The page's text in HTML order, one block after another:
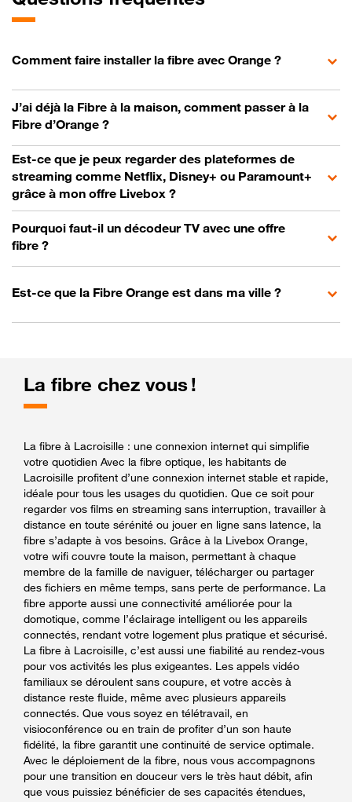
Comment faire installer la fibre avec Orange ?
J’ai déjà la Fibre à la maison, comment passer à la
Fibre d’Orange ?
Est-ce que je peux regarder des plateformes de
streaming comme Netflix, Disney+ ou Paramount+
grâce à mon offre Livebox ?
Pourquoi faut-il un décodeur TV avec une offre
fibre ?
Est-ce que la Fibre Orange est dans ma ville ?
La fibre chez vous !
La fibre à Lacroisille : une connexion internet qui simplifie
votre quotidien Avec la fibre optique, les habitants de
Lacroisille profitent d’une connexion internet stable et rapide,
idéale pour tous les usages du quotidien. Que ce soit pour
regarder vos films en streaming sans interruption, travailler à
distance en toute sérénité ou jouer en ligne sans latence, la
fibre s’adapte à vos besoins. Grâce à la Livebox Orange,
votre wifi couvre toute la maison, permettant à chaque
membre de la famille de naviguer, télécharger ou partager
des fichiers en même temps, sans perte de performance. La
fibre apporte aussi une connectivité améliorée pour la
domotique, comme l’éclairage intelligent ou les appareils
connectés, rendant votre logement plus pratique et sécurisé.
La fibre à Lacroisille, c’est aussi une fiabilité au rendez-vous
pour vos activités les plus exigeantes. Les appels vidéo
familiaux se déroulent sans coupure, et votre accès à
distance reste fluide, même avec plusieurs appareils
connectés. Que vous soyez en télétravail, en
visioconférence ou en train de profiter d’un son haute
fidélité, la fibre garantit une continuité de service optimale.
Avec le déploiement de la fibre, nous vous accompagnons
pour une transition en douceur vers le très haut débit, afin
que vous puissiez bénéficier de ses capacités étendues,